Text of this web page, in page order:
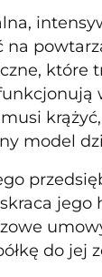
model
jego
do jej